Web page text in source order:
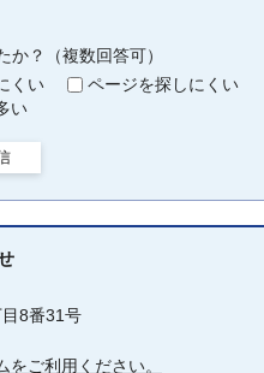
か？（複数回答可）
くい
ページを探しにくい
い
8番31号
ご利用ください。